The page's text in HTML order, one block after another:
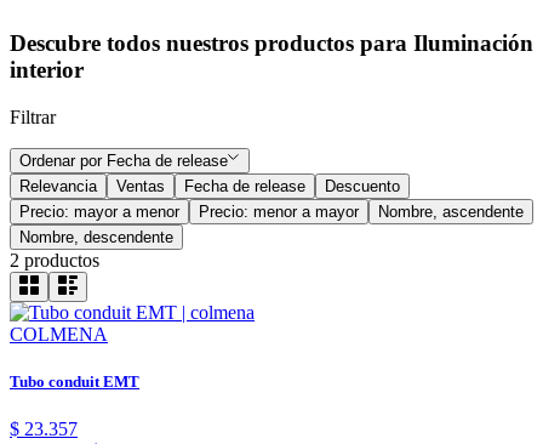
Descubre todos nuestros productos para Iluminación
interior
Filtrar
Ordenar por Fecha de release
Relevancia
Ventas Fecha de release
Descuento
Precio: mayor a menor
Precio: menor a mayor
Nombre, ascendente
Nombre, descendente
2 productos
COLMENA
Tubo conduit EMT
$ 23.357